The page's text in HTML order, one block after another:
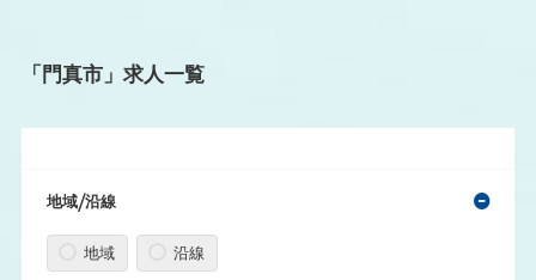
「門真市」求人一覧
地域/沿線
地域 沿線